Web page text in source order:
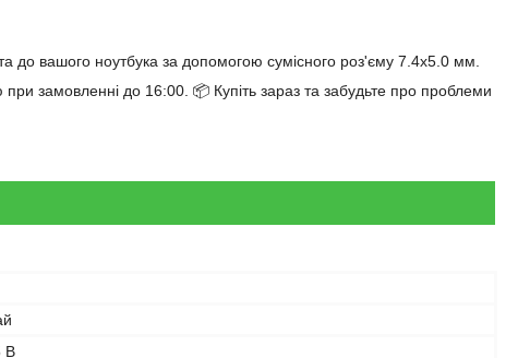
до вашого ноутбука за допомогою сумісного роз'єму 7.4x5.0 мм.
замовленні до 16:00. 📦 Купіть зараз та забудьте про проблеми
В